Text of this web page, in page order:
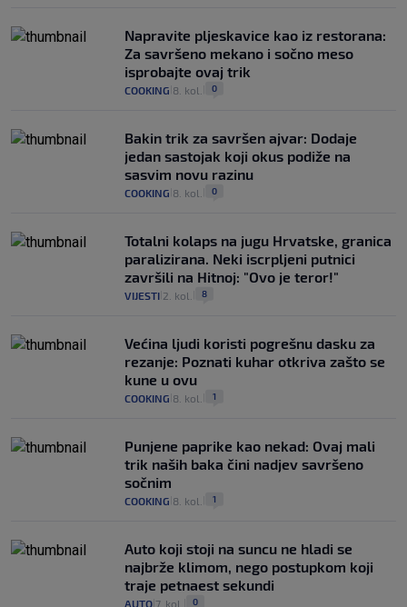
Napravite pljeskavice kao iz restorana:
Za savršeno mekano i sočno meso
isprobajte ovaj trik
COOKING 8. kol. 0
Bakin trik za savršen ajvar: Dodaje
jedan sastojak koji okus podiže na
sasvim novu razinu
COOKING 8. kol. 0
Totalni kolaps na jugu Hrvatske, granica
paralizirana. Neki iscrpljeni putnici
završili na Hitnoj: "Ovo je teror!"
VIJESTI 2. kol. 8
Većina ljudi koristi pogrešnu dasku za
rezanje: Poznati kuhar otkriva zašto se
kune u ovu
COOKING 8. kol. 1
Punjene paprike kao nekad: Ovaj mali
trik naših baka čini nadjev savršeno
sočnim
COOKING 8. kol. 1
Auto koji stoji na suncu ne hladi se
najbrže klimom, nego postupkom koji
traje petnaest sekundi
AUTO 7. kol. 0